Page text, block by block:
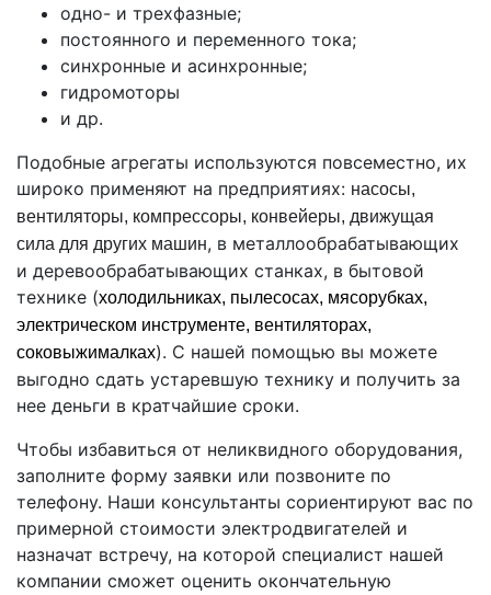
одно- и трехфазные;
постоянного и переменного тока;
синхронные и асинхронные;
гидромоторы
и др.
Подобные агрегаты используются повсеместно, их
широко применяют на предприятиях: насосы,
вентиляторы, компрессоры, конвейеры, движущая
сила для других машин, в металлообрабатывающих
и деревообрабатывающих станках, в бытовой
технике (холодильниках, пылесосах, мясорубках,
электрическом инструменте, вентиляторах,
соковыжималках). С нашей помощью вы можете
выгодно сдать устаревшую технику и получить за
нее деньги в кратчайшие сроки.
Чтобы избавиться от неликвидного оборудования,
заполните форму заявки или позвоните по
телефону. Наши консультанты сориентируют вас по
примерной стоимости электродвигателей и
назначат встречу, на которой специалист нашей
компании сможет оценить окончательную